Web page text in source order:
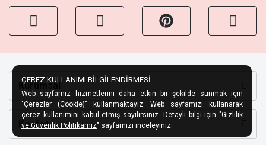
Kurumsal
Keşfet
ÇEREZ KULLANIMI BİLGİLENDİRMESİ
Web sayfamız hizmetlerini daha etkin bir şekilde sunmak için
"Çerezler (Cookie)" kullanmaktayız. Web sayfamızı kullanarak
çerez kullanımını kabul etmiş sayılırsınız. Detaylı bilgi için "Gizlilik
ve Güvenlik Politikamız" sayfamızı inceleyiniz.